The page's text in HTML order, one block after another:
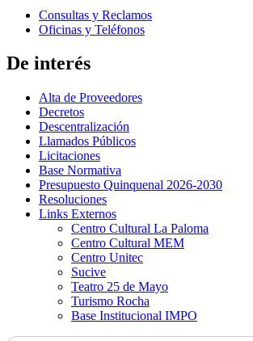
Consultas y Reclamos
Oficinas y Teléfonos
De interés
Alta de Proveedores
Decretos
Descentralización
Llamados Públicos
Licitaciones
Base Normativa
Presupuesto Quinquenal 2026-2030
Resoluciones
Links Externos
Centro Cultural La Paloma
Centro Cultural MEM
Centro Unitec
Sucive
Teatro 25 de Mayo
Turismo Rocha
Base Institucional IMPO